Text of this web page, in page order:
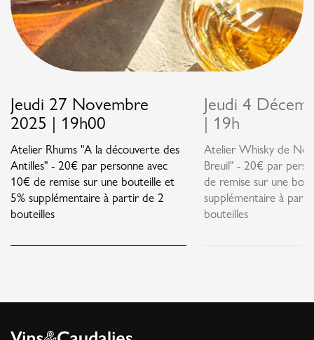
Jeudi 27 Novembre
2025 | 19h00
Atelier Rhums "A la découverte des
Antilles" - 20€ par personne avec
10€ de remise sur une bouteille et
5% supplémentaire à partir de 2
bouteilles
Jeudi 4
| 19h
Atelier Whisky de
Breuil" - 20€ par
de remise sur une
supplémentaire à
bouteilles